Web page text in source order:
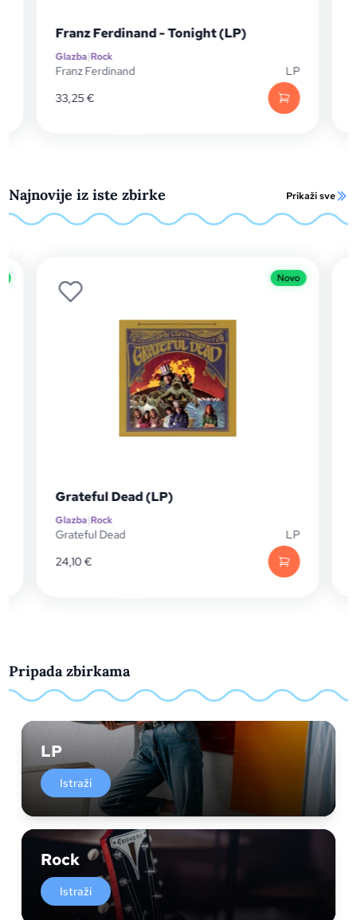
Franz Ferdinand - Tonight (LP)
Glazba|Rock
Franz Ferdinand
LP
33,25€
Najnovije iz iste zbirke Prikaži sve
Novo
Grateful Dead (LP)
Glazba|Rock
Grateful Dead
LP
24,10€
Pripada zbirkama
LP
Istraži
Rock
Istraži